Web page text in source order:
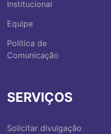
Institucional
Equipe
Política de
Comunicação
SERVIÇOS
Solicitar divulgação